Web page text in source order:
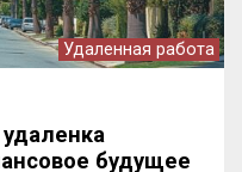
Удаленная работа
будущее